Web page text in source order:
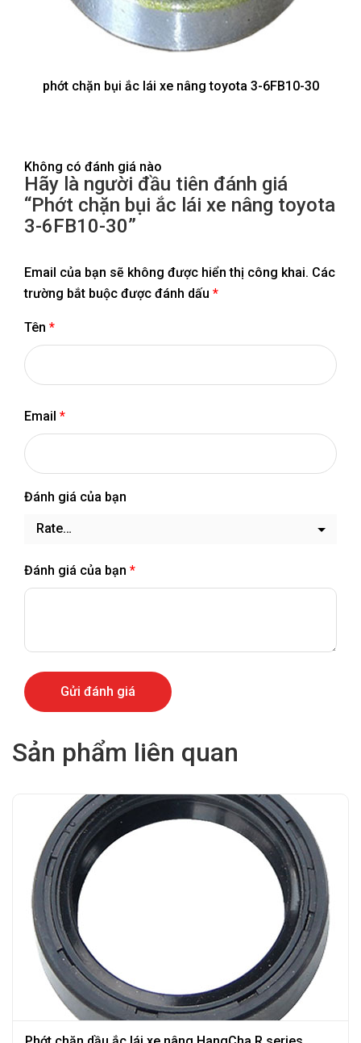
phớt chặn bụi ắc lái xe nâng toyota 3-6FB10-30
Không có đánh giá nào
Hãy là người đầu tiên đánh giá
“Phớt chặn bụi ắc lái xe nâng toyota
3-6FB10-30”
Email của bạn sẽ không được hiển thị công khai. Các
trường bắt buộc được đánh dấu *
Tên *
Email *
Đánh giá của bạn
Đánh giá của bạn *
Sản phẩm liên quan